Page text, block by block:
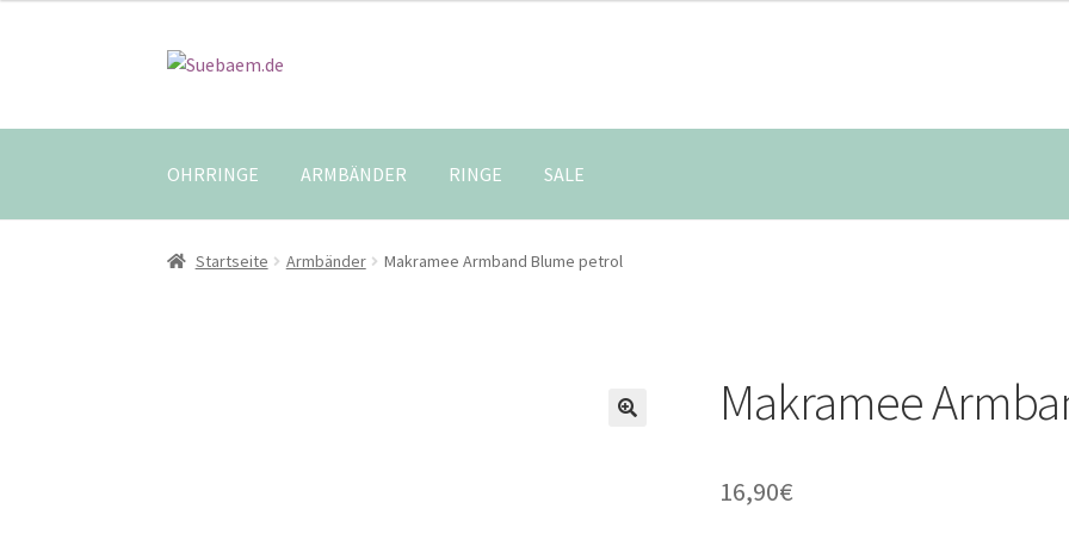
Zur
Zum
OHRRINGE ARMBÄNDER RINGE SALE
Startseite Armbänder Makramee Armband Blume petrol
Makramee
16,90€